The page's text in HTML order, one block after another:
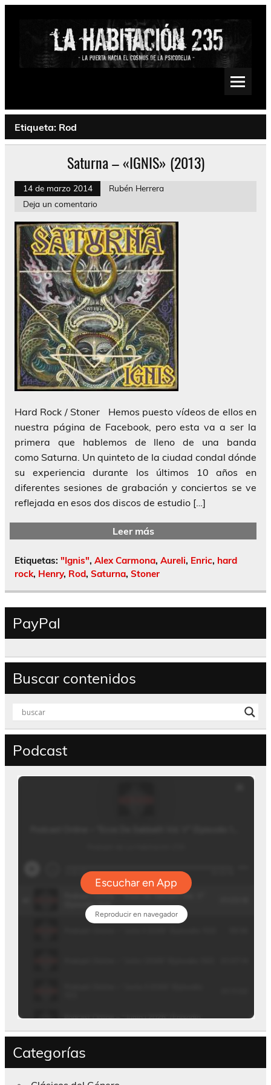
Saltar
Psychedelic, Stoner, Doom, Sludge, Fuzz, Space, Drone
Etiqueta: Rod
Saturna – «IGNIS» (2013)
14 de marzo 2014
Rubén Herrera
Deja un comentario
Hard Rock / Stoner Hemos puesto vídeos de ellos en
nuestra página de Facebook, pero esta va a ser la
primera que hablemos de lleno de una banda
como Saturna. Un quinteto de la ciudad condal dónde
su experiencia durante los últimos 10 años en
diferentes sesiones de grabación y conciertos se ve
reflejada en esos dos discos de estudio […]
Leer más
Etiquetas: "Ignis", Alex Carmona, Aureli, Enric, hard
rock, Henry, Rod, Saturna, Stoner
PayPal
Buscar contenidos
Podcast
Categorías